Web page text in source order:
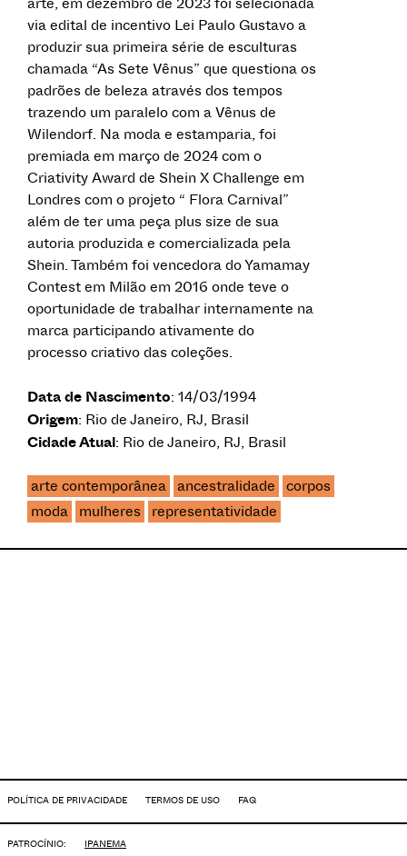
via edital de incentivo Lei Paulo Gustavo a
produzir sua primeira série de esculturas
chamada “As Sete Vênus” que questiona os
padrões de beleza através dos tempos
trazendo um paralelo com a Vênus de
Wilendorf. Na moda e estamparia, foi
premiada em março de 2024 com o
Criativity Award de Shein X Challenge em
Londres com o projeto “ Flora Carnival”
além de ter uma peça plus size de sua
autoria produzida e comercializada pela
Shein. Também foi vencedora do Yamamay
Contest em Milão em 2016 onde teve o
oportunidade de trabalhar internamente na
marca participando ativamente do
processo criativo das coleções.
Data de Nascimento: 14/03/1994
Origem: Rio de Janeiro, RJ, Brasil
Cidade Atual: Rio de Janeiro, RJ, Brasil
arte contemporânea ancestralidade
corpos
moda
mulheres representatividade
POLÍTICA DE PRIVACIDADE TERMOS DE USO FAQ
PATROCÍNIO: IPANEMA